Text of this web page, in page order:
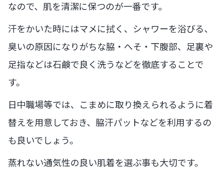
なので、肌を清潔に保つのが一番です。
汗をかいた時にはマメに拭く、シャワーを浴びる、
臭いの原因になりがちな脇・へそ・下腹部、足裏や
足指などは石鹸で良く洗うなどを徹底することで
す。
日中職場等では、こまめに取り換えられるように着
替えを用意しておき、脇汗パットなどを利用するの
も良いでしょう。
蒸れない通気性の良い肌着を選ぶ事も大切です。